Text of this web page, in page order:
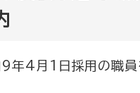
年4月1日採用の職員